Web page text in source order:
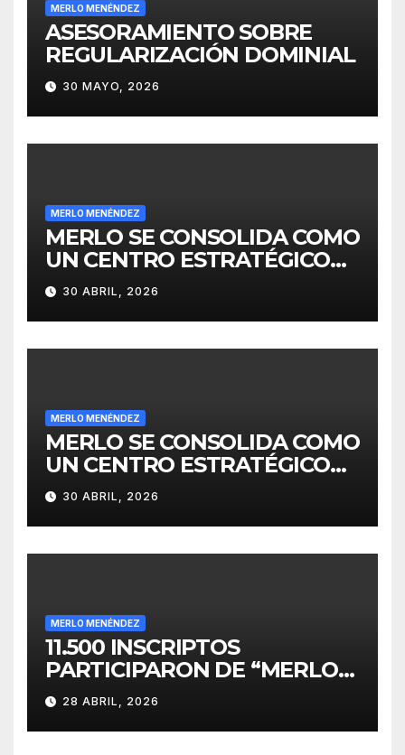
MERLO MENÉNDEZ
ASESORAMIENTO SOBRE
REGULARIZACIÓN DOMINIAL
30 MAYO, 2026
MERLO MENÉNDEZ
MERLO SE CONSOLIDA COMO
UN CENTRO ESTRATÉGICO
PARA EL DESARROLLO DE
INVERSIONES
30 ABRIL, 2026
MERLO MENÉNDEZ
MERLO SE CONSOLIDA COMO
UN CENTRO ESTRATÉGICO
PARA EL DESARROLLO DE
INVERSIONES
30 ABRIL, 2026
MERLO MENÉNDEZ
11.500 INSCRIPTOS
PARTICIPARON DE “MERLO
CORRE POR MALVINAS”
28 ABRIL, 2026